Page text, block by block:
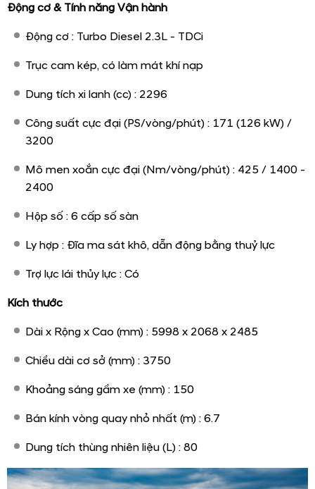
Động cơ & Tính năng Vận hành
Động cơ : Turbo Diesel 2.3L - TDCi
Trục cam kép, có làm mát khí nạp
Dung tích xi lanh (cc) : 2296
Công suất cực đại (PS/vòng/phút) : 171 (126 kW) /
3200
Mô men xoắn cực đại (Nm/vòng/phút) : 425 / 1400 -
2400
Hộp số : 6 cấp số sàn
Ly hợp : Đĩa ma sát khô, dẫn động bằng thuỷ lực
Trợ lực lái thủy lực : Có
Kích thước
Dài x Rộng x Cao (mm) : 5998 x 2068 x 2485
Chiều dài cơ sở (mm) : 3750
Khoảng sáng gầm xe (mm) : 150
Bán kính vòng quay nhỏ nhất (m) : 6.7
Dung tích thùng nhiên liệu (L) : 80